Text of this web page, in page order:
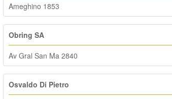
Ameghino 1853
Obring SA
Av Gral San Ma 2840
Osvaldo Di Pietro